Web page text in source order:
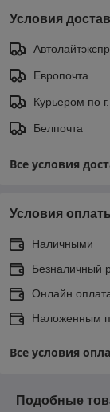
Условия
Европочта
Курьером по
Белпочта
Все условия
Условия
Наличными
Безналичный
Онлайн
Наложенным
Все условия
Подобные